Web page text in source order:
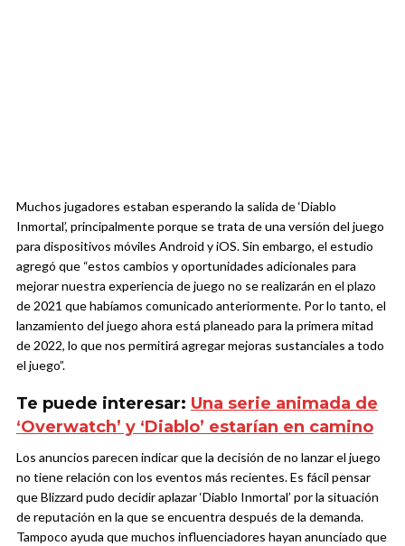
Muchos jugadores estaban esperando la salida de ‘Diablo
Inmortal’, principalmente porque se trata de una versión del juego
para dispositivos móviles Android y iOS. Sin embargo, el estudio
agregó que “estos cambios y oportunidades adicionales para
mejorar nuestra experiencia de juego no se realizarán en el plazo
de 2021 que habíamos comunicado anteriormente. Por lo tanto, el
lanzamiento del juego ahora está planeado para la primera mitad
de 2022, lo que nos permitirá agregar mejoras sustanciales a todo
el juego”.
Te puede interesar: Una serie animada de
‘Overwatch’ y ‘Diablo’ estarían en camino
Los anuncios parecen indicar que la decisión de no lanzar el juego
no tiene relación con los eventos más recientes. Es fácil pensar
que Blizzard pudo decidir aplazar ‘Diablo Inmortal’ por la situación
de reputación en la que se encuentra después de la demanda.
Tampoco ayuda que muchos influenciadores hayan anunciado que